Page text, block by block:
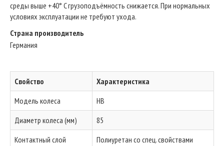
среды выше +40° C грузоподъёмность снижается. При нормальных
условиях эксплуатации не требуют ухода.
Страна производитель
Германия
Свойство
Характеристика
Модель колеса
HB
Диаметр колеса (мм)
85
Контактный слой
Полиуретан со спец. свойствами